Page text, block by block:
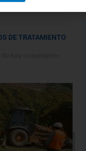
DE TRATAMIENTO